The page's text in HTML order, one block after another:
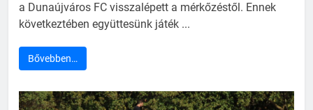
a Dunaújváros FC visszalépett a mérkőzéstől. Ennek
következtében együttesünk játék ...
Bővebben…